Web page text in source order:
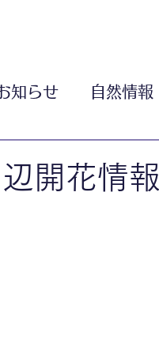
知らせ 自然情報
開花情報